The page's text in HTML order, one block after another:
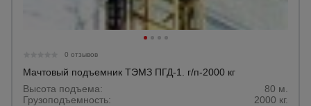
0 отзывов
Мачтовый подъемник ТЭМЗ ПГД-1. г/п-2000 кг
Высота подъема:
80 м.
Грузоподъемность:
2000 кг.